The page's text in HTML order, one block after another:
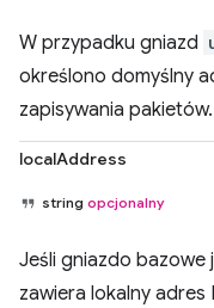
W przypadku gniazd
określono domyślny
zapisywania pakietów.
localAddress
string opcjonalny
Jeśli gniazdo bazowe
zawiera lokalny adres